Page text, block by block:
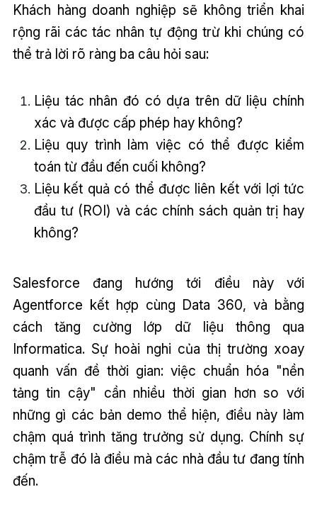
Khách hàng doanh nghiệp sẽ không triển khai
rộng rãi các tác nhân tự động trừ khi chúng có
thể trả lời rõ ràng ba câu hỏi sau:
Liệu tác nhân đó có dựa trên dữ liệu chính
xác và được cấp phép hay không?
Liệu quy trình làm việc có thể được kiểm
toán từ đầu đến cuối không?
Liệu kết quả có thể được liên kết với lợi tức
đầu tư (ROI) và các chính sách quản trị hay
không?
Salesforce đang hướng tới điều này với
Agentforce kết hợp cùng Data 360, và bằng
cách tăng cường lớp dữ liệu thông qua
Informatica. Sự hoài nghi của thị trường xoay
quanh vấn đề thời gian: việc chuẩn hóa "nền
tảng tin cậy" cần nhiều thời gian hơn so với
những gì các bản demo thể hiện, điều này làm
chậm quá trình tăng trưởng sử dụng. Chính sự
chậm trễ đó là điều mà các nhà đầu tư đang tính
đến.